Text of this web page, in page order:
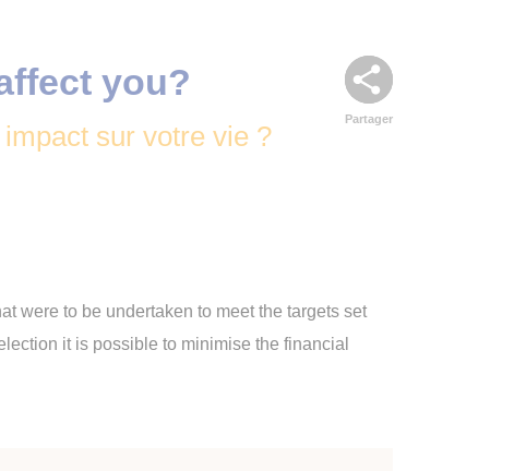
Partager
sur votre vie ?
you?
were to be undertaken to meet the targets set
it is possible to minimise the financial